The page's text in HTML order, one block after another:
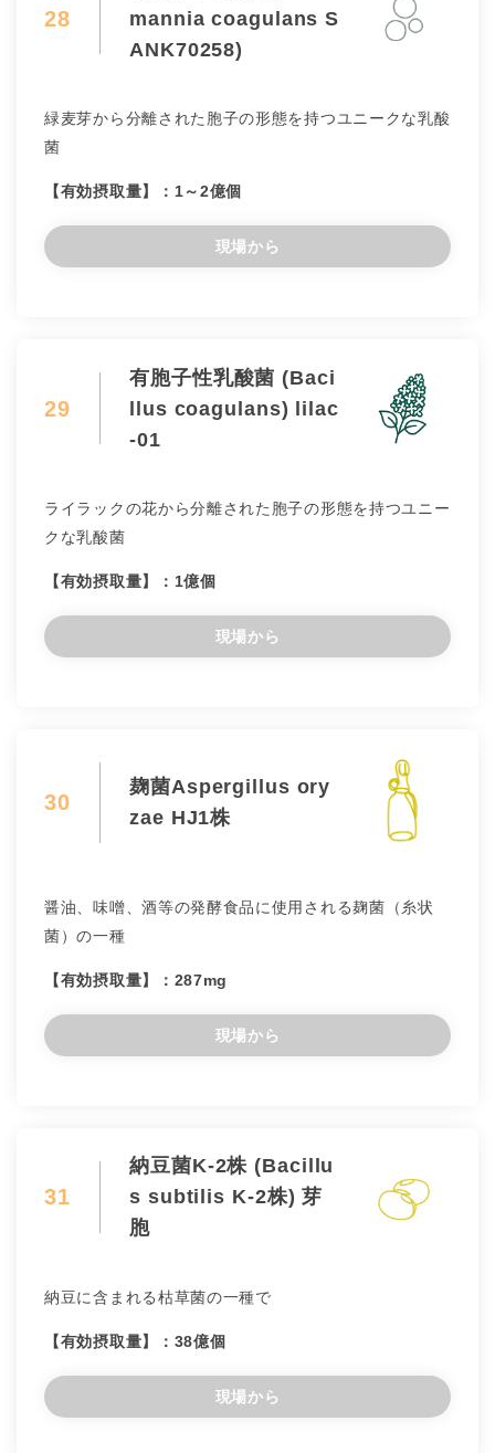
28
mannia coagulans S
ANK70258)
緑麦芽から分離された胞子の形態を持つユニークな乳酸
菌
【有効摂取量】：1～2億個
現場から
29
有胞子性乳酸菌 (Baci
llus coagulans) lilac
-01
ライラックの花から分離された胞子の形態を持つユニー
クな乳酸菌
【有効摂取量】：1億個
現場から
30
麹菌Aspergillus ory
zae HJ1株
醤油、味噌、酒等の発酵食品に使用される麹菌（糸状
菌）の一種
【有効摂取量】：287mg
現場から
31
納豆菌K-2株 (Bacillu
s subtilis K-2株) 芽
胞
納豆に含まれる枯草菌の一種で
【有効摂取量】：38億個
現場から